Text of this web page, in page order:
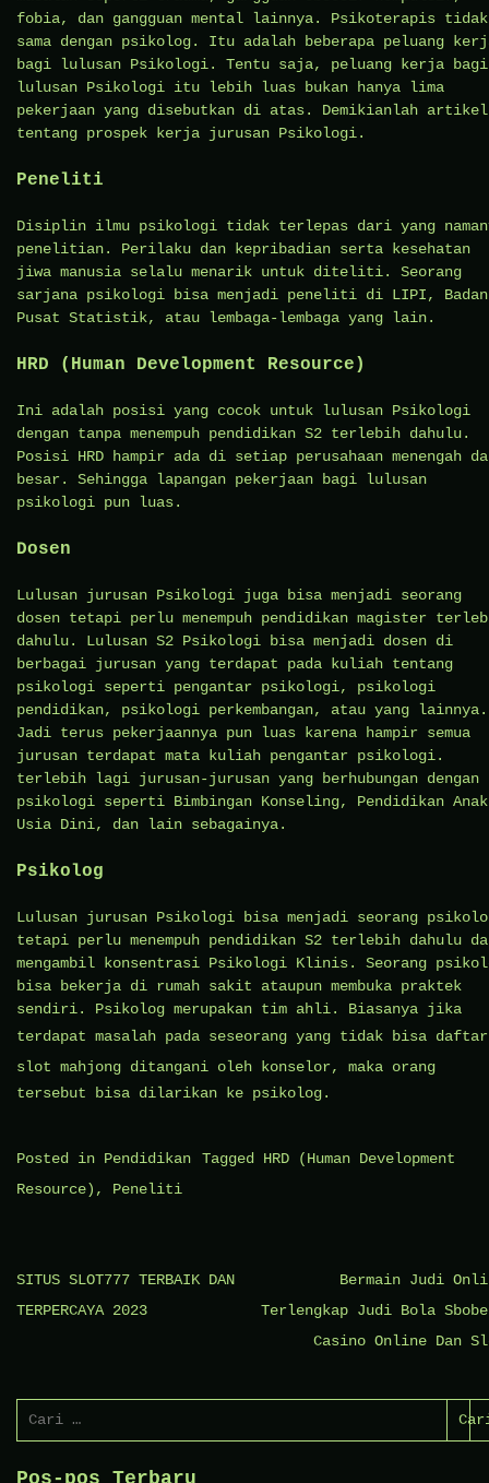
fobia, dan gangguan mental lainnya. Psikoterapis tidak
sama dengan psikolog. Itu adalah beberapa peluang
bagi lulusan Psikologi. Tentu saja, peluang kerja bagi
lulusan Psikologi itu lebih luas bukan hanya lima
pekerjaan yang disebutkan di atas. Demikianlah artikel
tentang prospek kerja jurusan Psikologi.
Peneliti
Disiplin ilmu psikologi tidak terlepas dari yang
penelitian. Perilaku dan kepribadian serta kesehatan
jiwa manusia selalu menarik untuk diteliti. Seorang
sarjana psikologi bisa menjadi peneliti di LIPI, Badan
Pusat Statistik, atau lembaga-lembaga yang lain.
HRD (Human Development Resource)
Ini adalah posisi yang cocok untuk lulusan Psikologi
dengan tanpa menempuh pendidikan S2 terlebih dahulu.
Posisi HRD hampir ada di setiap perusahaan menengah
besar. Sehingga lapangan pekerjaan bagi lulusan
psikologi pun luas.
Dosen
Lulusan jurusan Psikologi juga bisa menjadi seorang
dosen tetapi perlu menempuh pendidikan magister
dahulu. Lulusan S2 Psikologi bisa menjadi dosen di
berbagai jurusan yang terdapat pada kuliah tentang
psikologi seperti pengantar psikologi, psikologi
pendidikan, psikologi perkembangan, atau yang lainnya.
Jadi terus pekerjaannya pun luas karena hampir semua
jurusan terdapat mata kuliah pengantar psikologi.
terlebih lagi jurusan-jurusan yang berhubungan dengan
psikologi seperti Bimbingan Konseling, Pendidikan Anak
Usia Dini, dan lain sebagainya.
Psikolog
Lulusan jurusan Psikologi bisa menjadi seorang
tetapi perlu menempuh pendidikan S2 terlebih dahulu
mengambil konsentrasi Psikologi Klinis. Seorang
bisa bekerja di rumah sakit ataupun membuka praktek
sendiri. Psikolog merupakan tim ahli. Biasanya jika
terdapat masalah pada seseorang yang tidak bisa daftar
slot mahjong ditangani oleh konselor, maka orang
tersebut bisa dilarikan ke psikolog.
Posted in Pendidikan Tagged HRD (Human Development
Resource) , Peneliti
Navigasi
pos
SITUS SLOT777 TERBAIK DAN
TERPERCAYA 2023
Bermain Judi
Terlengkap Judi Bola
Casino Online Dan
Pos-pos Terbaru